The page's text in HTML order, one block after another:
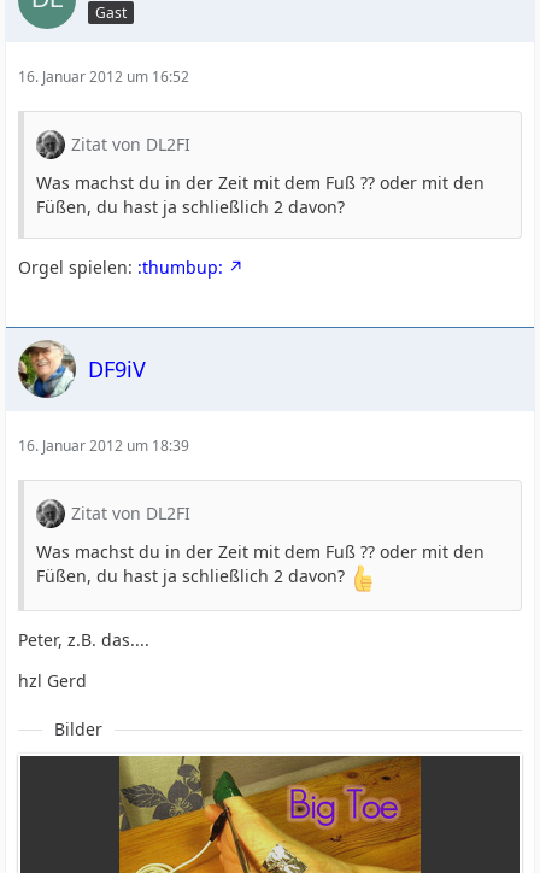
Gast
16. Januar 2012 um 16:52
Zitat von DL2FI
Was machst du in der Zeit mit dem Fuß ?? oder mit den
Füßen, du hast ja schließlich 2 davon?
Orgel spielen: :thumbup:
DF9iV
16. Januar 2012 um 18:39
Zitat von DL2FI
Was machst du in der Zeit mit dem Fuß ?? oder mit den
Füßen, du hast ja schließlich 2 davon?
Peter, z.B. das....
hzl Gerd
Bilder